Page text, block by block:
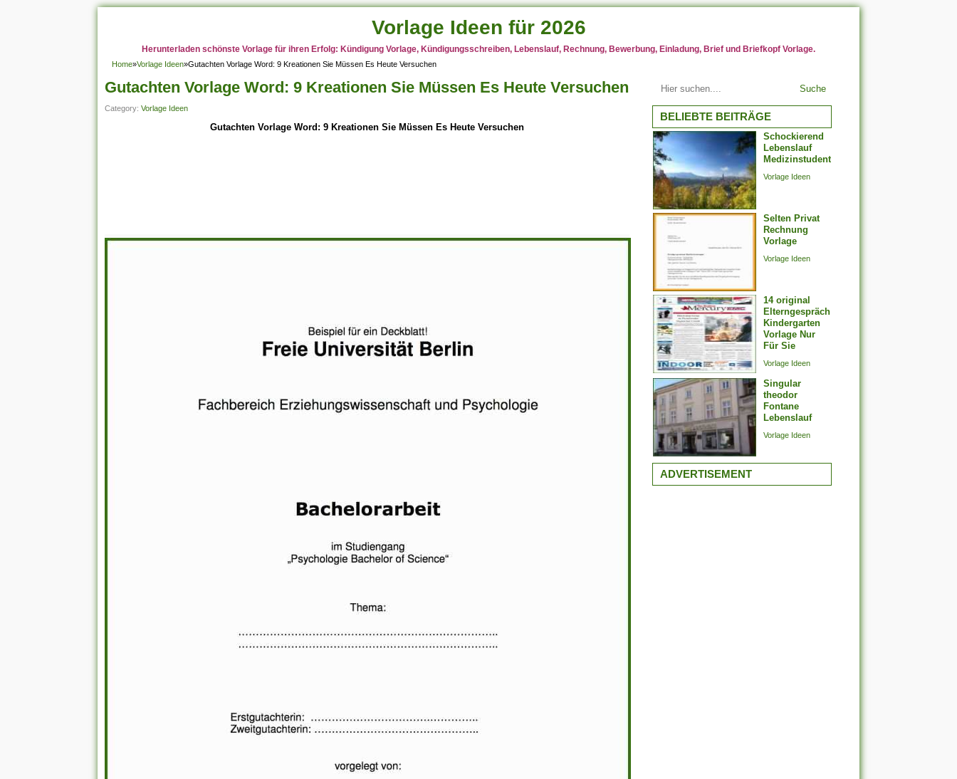
Vorlage Ideen für 2026
Herunterladen schönste Vorlage für ihren Erfolg: Kündigung Vorlage, Kündigungsschreiben, Lebenslauf, Rechnung, Bewerbung, Einladung, Brief und Briefkopf Vorlage.
Home»Vorlage Ideen»Gutachten Vorlage Word: 9 Kreationen Sie Müssen Es Heute Versuchen
Gutachten Vorlage Word: 9 Kreationen Sie Müssen Es Heute Versuchen
Category: Vorlage Ideen
Gutachten Vorlage Word: 9 Kreationen Sie Müssen Es Heute Versuchen
Suche
BELIEBTE BEITRÄGE
Schockierend
Lebenslauf
Medizinstudent
Vorlage Ideen
Selten Privat
Rechnung
Vorlage
Vorlage Ideen
14 original
Elterngespräch
Kindergarten
Vorlage Nur
Für Sie
Vorlage Ideen
Singular
theodor
Fontane
Lebenslauf
Vorlage Ideen
ADVERTISEMENT